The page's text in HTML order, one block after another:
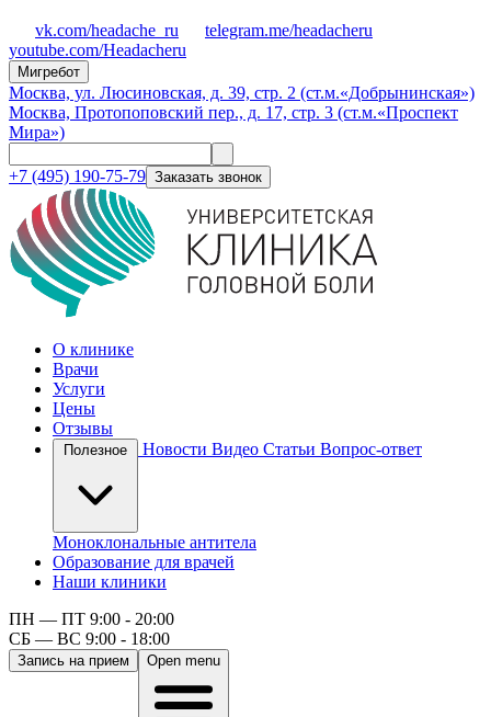
vk.com/headache_ru
telegram.me/headacheru
youtube.com/Headacheru
Мигребот
Москва, ул. Люсиновская, д. 39, стр. 2 (ст.м.«Добрынинская»)
Москва, Протопоповский пер., д. 17, стр. 3 (ст.м.«Проспект
Мира»)
+7 (495) 190-75-79 Заказать звонок
О клинике
Врачи
Услуги
Цены
Отзывы
Новости Видео Статьи Вопрос-ответ
Моноклональные антитела
Образование для врачей
Наши клиники
ПН — ПТ 9:00 - 20:00
СБ — ВС 9:00 - 18:00
Запись на прием Open menu